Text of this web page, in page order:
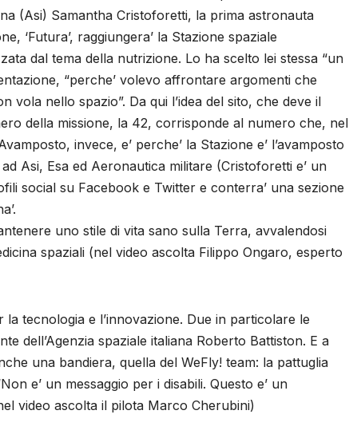
(Asi) Samantha Cristoforetti, la prima astronauta
‘Futura’, raggiungera’ la Stazione spaziale
dal tema della nutrizione. Lo ha scelto lei stessa “un
“perche’ volevo affrontare argomenti che
nello spazio”. Da qui l’idea del sito, che deve il
della missione, la 42, corrisponde al numero che, nel
invece, e’ perche’ la Stazione e’ l’avamposto
Asi, Esa ed Aeronautica militare (Cristoforetti e’ un
social su Facebook e Twitter e conterra’ una sezione
uno stile di vita sano sulla Terra, avvalendosi
spaziali (nel video ascolta Filippo Ongaro, esperto
tecnologia e l’innovazione. Due in particolare le
dell’Agenzia spaziale italiana Roberto Battiston. E a
una bandiera, quella del WeFly! team: la pattuglia
e’ un messaggio per i disabili. Questo e’ un
video ascolta il pilota Marco Cherubini)